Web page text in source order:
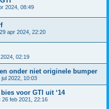
2024, 08:49
29 apr 2024, 22:20
02:19
onder niet originele bumper
jul 2022, 10:03
voor GTI uit ‘14
26 feb 2021, 22:16